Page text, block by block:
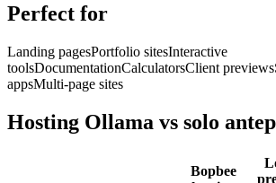
Perfect for
Landing pagesPortfolio sitesInteractive
toolsDocumentationCalculatorsClient previews
appsMulti-page sites
Hosting Ollama vs solo
Bopbee